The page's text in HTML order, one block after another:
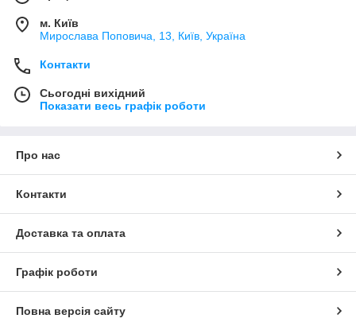
м. Київ
Мирослава Поповича, 13, Київ, Україна
Контакти
Сьогодні вихідний
Показати весь графік роботи
Про нас
Контакти
Доставка та оплата
Графік роботи
Повна версія сайту